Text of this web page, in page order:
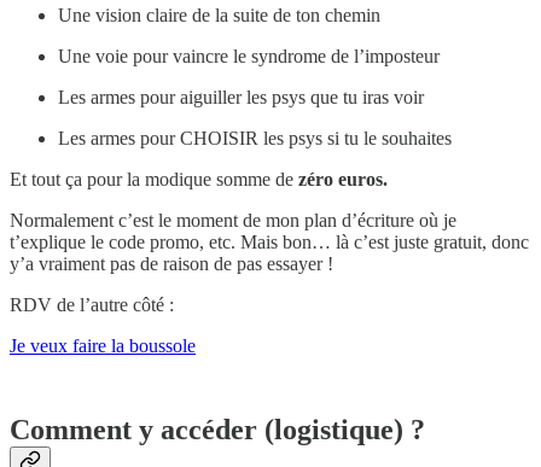
Une vision claire de la suite de ton chemin
Une voie pour vaincre le syndrome de l’imposteur
Les armes pour aiguiller les psys que tu iras voir
Les armes pour CHOISIR les psys si tu le souhaites
Et tout ça pour la modique somme de zéro euros.
Normalement c’est le moment de mon plan d’écriture où je
t’explique le code promo, etc. Mais bon… là c’est juste gratuit, donc
y’a vraiment pas de raison de pas essayer !
RDV de l’autre côté :
Je veux faire la boussole
Comment y accéder (logistique) ?